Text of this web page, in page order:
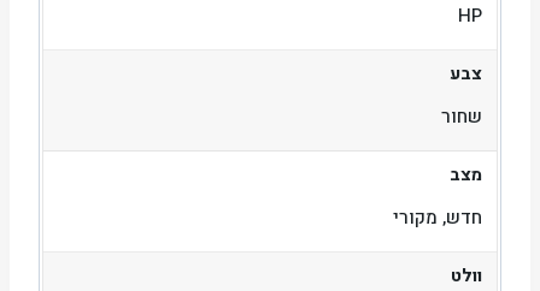
HP
צבע
שחור
מצב
חדש, מקורי
וולט